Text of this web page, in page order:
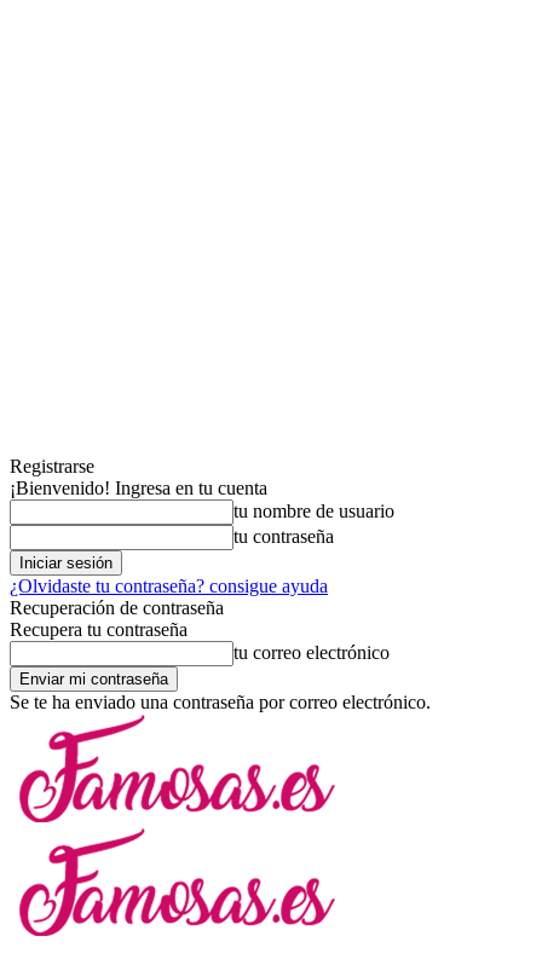
Registrarse
¡Bienvenido! Ingresa en tu cuenta
tu nombre de usuario
tu contraseña
¿Olvidaste tu contraseña? consigue ayuda
Recuperación de contraseña
Recupera tu contraseña
tu correo electrónico
Se te ha enviado una contraseña por correo electrónico.